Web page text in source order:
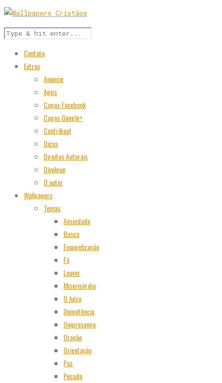
Contato
Extras
Anuncie
Apps
Capas Facebook
Capas Google+
Contribua!
Dicas
Direitos Autorais
Divulgue
O autor
Wallpapers
Temas
Ansiedade
Busca
Evangelização
Fé
Louvor
Misericórdia
O Juízo
Onipotência
Onipresença
Oração
Orientação
Paz
Pecado